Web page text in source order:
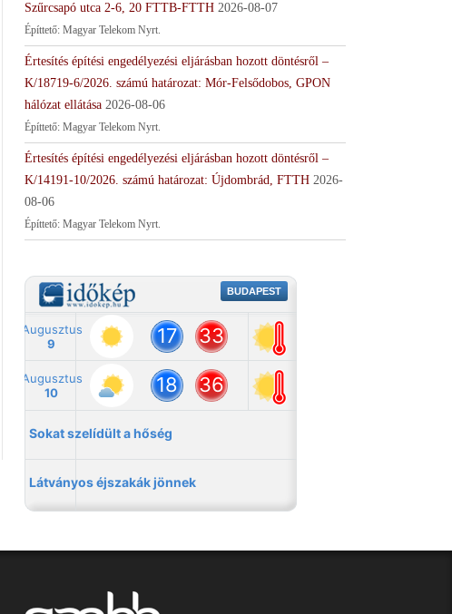
Szűrcsapó utca 2-6, 20 FTTB-FTTH 2026-08-07
Építtető: Magyar Telekom Nyrt.
Értesítés építési engedélyezési eljárásban hozott döntésről –
K/18719-6/2026. számú határozat: Mór-Felsődobos, GPON
hálózat ellátása 2026-08-06
Építtető: Magyar Telekom Nyrt.
Értesítés építési engedélyezési eljárásban hozott döntésről –
K/14191-10/2026. számú határozat: Újdombrád, FTTH 2026-
08-06
Építtető: Magyar Telekom Nyrt.